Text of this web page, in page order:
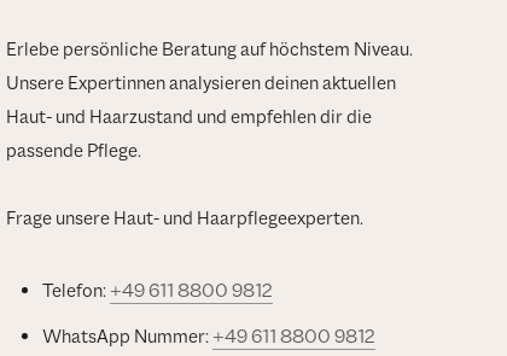
Erlebe persönliche Beratung auf höchstem Niveau.
Unsere Expertinnen analysieren deinen aktuellen
Haut- und Haarzustand und empfehlen dir die
passende Pflege.
Frage unsere Haut- und Haarpflegeexperten.
Telefon: +49 611 8800 9812
WhatsApp Nummer: +49 611 8800 9812